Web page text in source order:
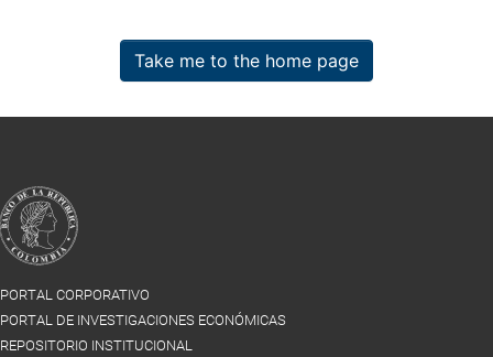
Take me to the home page
PORTAL CORPORATIVO
PORTAL DE INVESTIGACIONES ECONÓMICAS
REPOSITORIO INSTITUCIONAL